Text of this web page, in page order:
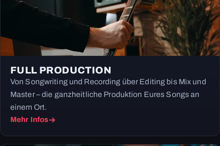
FULL PRODUCTION
Von Songwriting und Recording über Editing bis Mix und
Master – die ganzheitliche Produktion Eures Songs an
einem Ort.
Mehr Infos